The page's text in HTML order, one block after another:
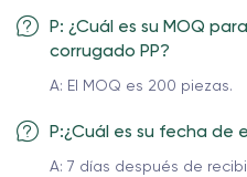
P: ¿Cuál es su MOQ
corrugado PP?
A: El MOQ es 200 piezas.
P:¿Cuál es su fecha de
A: 7 días después de